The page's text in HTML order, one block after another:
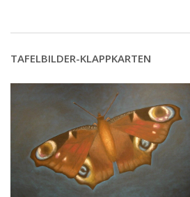
TAFELBILDER-KLAPPKARTEN